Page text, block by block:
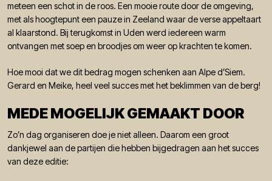
meteen een schot in de roos. Een mooie route door de omgeving,
met als hoogtepunt een pauze in Zeeland waar de verse appeltaart
al klaarstond. Bij terugkomst in Uden werd iedereen warm
ontvangen met soep en broodjes om weer op krachten te komen.
Hoe mooi dat we dit bedrag mogen schenken aan Alpe d’Siem.
Gerard en Meike, heel veel succes met het beklimmen van de berg!
MEDE MOGELIJK GEMAAKT DOOR
Zo’n dag organiseren doe je niet alleen. Daarom een groot
dankjewel aan de partijen die hebben bijgedragen aan het succes
van deze editie: